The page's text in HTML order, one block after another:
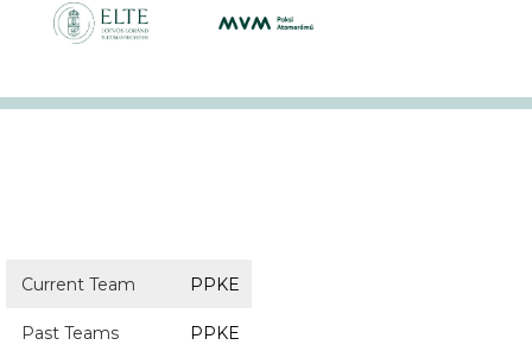
Current Team PPKE
Past Teams PPKE